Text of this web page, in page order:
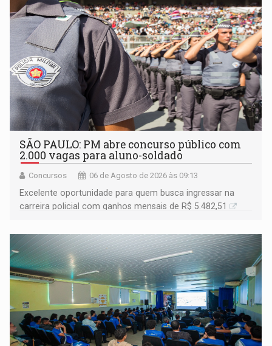
SÃO PAULO: PM abre concurso público com
2.000 vagas para aluno-soldado
Concursos 06 de Agosto de 2026 às 09:13
Excelente oportunidade para quem busca ingressar na
carreira policial com ganhos mensais de R$ 5.482,51